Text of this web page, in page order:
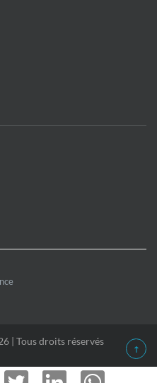
| Tous droits réservés